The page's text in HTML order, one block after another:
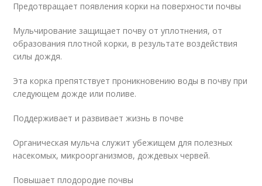
Предотвращает появления корки на поверхности почвы
Мульчирование защищает почву от уплотнения, от
образования плотной корки, в результате воздействия
силы дождя.
Эта корка препятствует проникновению воды в почву при
следующем дожде или поливе.
Поддерживает и развивает жизнь в почве
Органическая мульча служит убежищем для полезных
насекомых, микроорганизмов, дождевых червей.
Повышает плодородие почвы